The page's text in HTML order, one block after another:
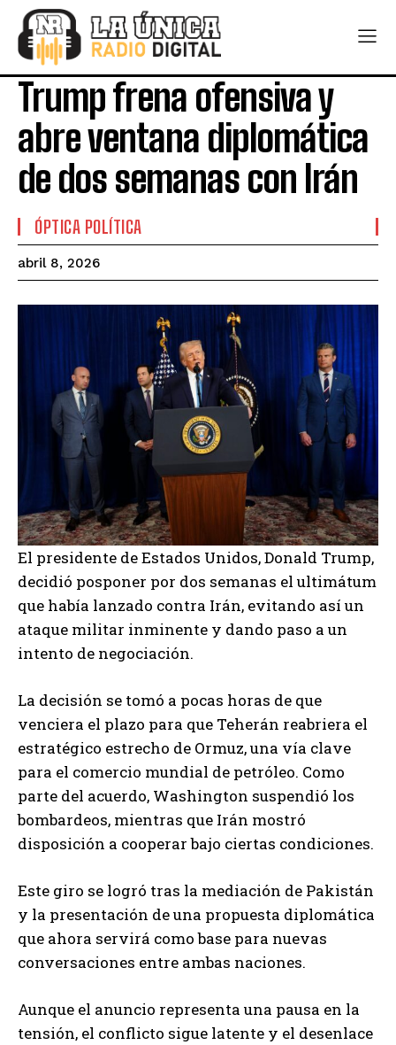
Trump frena ofensiva y
abre ventana diplomática
de dos semanas con Irán
ÓPTICA POLÍTICA
abril 8, 2026
El presidente de Estados Unidos, Donald Trump,
decidió posponer por dos semanas el ultimátum
que había lanzado contra Irán, evitando así un
ataque militar inminente y dando paso a un
intento de negociación.
La decisión se tomó a pocas horas de que
venciera el plazo para que Teherán reabriera el
estratégico estrecho de Ormuz, una vía clave
para el comercio mundial de petróleo. Como
parte del acuerdo, Washington suspendió los
bombardeos, mientras que Irán mostró
disposición a cooperar bajo ciertas condiciones.
Este giro se logró tras la mediación de Pakistán
y la presentación de una propuesta diplomática
que ahora servirá como base para nuevas
conversaciones entre ambas naciones.
Aunque el anuncio representa una pausa en la
tensión, el conflicto sigue latente y el desenlace